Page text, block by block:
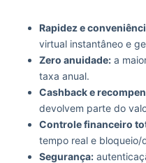
Rapidez e
virtual instantâneo e
Zero anuidade: a
taxa anual.
Cashback e
devolvem parte do
Controle financeiro
tempo real e bloqueio/
Segurança: